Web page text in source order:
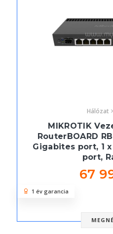
Hálózat
MIKROTIK
RouterBOARD
Gigabites port, 1 x
port,
67
1 év garancia